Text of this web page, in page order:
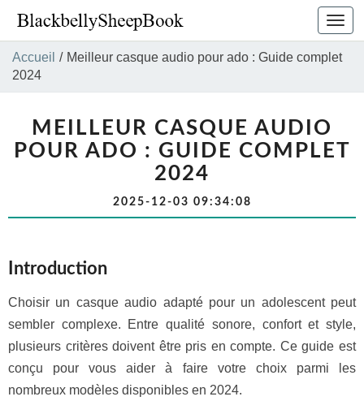
la
Accueil / Meilleur casque audio pour ado : Guide complet
2024
MEILLEUR CASQUE AUDIO
POUR ADO : GUIDE COMPLET
2024
2025-12-03 09:34:08
Introduction
Choisir un casque audio adapté pour un adolescent peut
sembler complexe. Entre qualité sonore, confort et style,
plusieurs critères doivent être pris en compte. Ce guide est
conçu pour vous aider à faire votre choix parmi les
nombreux modèles disponibles en 2024.